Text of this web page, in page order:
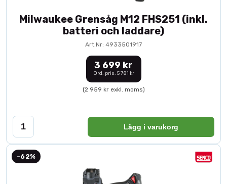
Milwaukee Grensåg M12 FHS251 (inkl.
batteri och laddare)
Art.Nr: 4933501917
3 699 kr
Ord. pris: 5 781 kr
(2 959 kr exkl. moms)
Lägg i varukorg
-62%